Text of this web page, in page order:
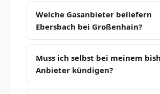
Welche Gasanbieter beliefern
Ebersbach bei Großenhain?
Muss ich selbst bei meinem
Anbieter kündigen?